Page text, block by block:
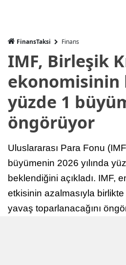
FinansTaksi Finans
IMF, Birleşik
ekonomisinin
yüzde 1
öngörüyor
Uluslararası Para Fonu
büyümenin 2026 yılında
beklendiğini açıkladı. IMF,
etkisinin azalmasıyla
yavaş toparlanacağını